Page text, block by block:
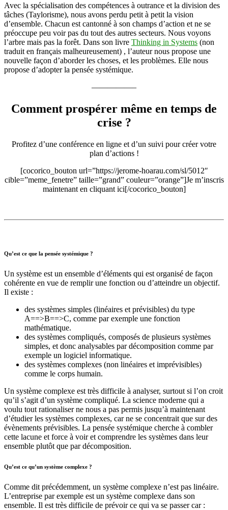
Avec la spécialisation des compétences à outrance et la division des
tâches (Taylorisme), nous avons perdu petit à petit la vision
d’ensemble. Chacun est cantonné à son champs d’action et ne se
préoccupe peu voir pas du tout des autres secteurs. Nous voyons
l’arbre mais pas la forêt. Dans son livre Thinking in Systems (non
traduit en français malheureusement) , l’auteur nous propose une
nouvelle façon d’aborder les choses, et les problèmes. Elle nous
propose d’adopter la pensée systémique.
—————–
Comment prospérer même en temps de
crise ?
Profitez d’une conférence en ligne et d’un suivi pour créer votre
plan d’actions !
[cocorico_bouton url=”https://jerome-hoarau.com/sl/5012″
cible=”meme_fenetre” taille=”grand” couleur=”orange”]Je m’inscris
maintenant en cliquant ici[/cocorico_bouton]
Qu’est ce que la pensée systémique ?
Un système est un ensemble d’éléments qui est organisé de façon
cohérente en vue de remplir une fonction ou d’atteindre un objectif.
Il existe :
des systèmes simples (linéaires et prévisibles) du type
A==>B==>C, comme par exemple une fonction
mathématique.
des systèmes compliqués, composés de plusieurs systèmes
simples, et donc analysables par décomposition comme par
exemple un logiciel informatique.
des systèmes complexes (non linéaires et imprévisibles)
comme le corps humain.
Un système complexe est très difficile à analyser, surtout si l’on croit
qu’il s’agit d’un système compliqué. La science moderne qui a
voulu tout rationaliser ne nous a pas permis jusqu’à maintenant
d’étudier les systèmes complexes, car ne se concentrait que sur des
évènements prévisibles. La pensée systémique cherche à combler
cette lacune et force à voir et comprendre les systèmes dans leur
ensemble plutôt que par décomposition.
Qu’est ce qu’un système complexe ?
Comme dit précédemment, un système complexe n’est pas linéaire.
L’entreprise par exemple est un système complexe dans son
ensemble. Il est très difficile de prévoir ce qui va se passer car :